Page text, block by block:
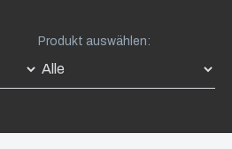
Produkt auswählen: